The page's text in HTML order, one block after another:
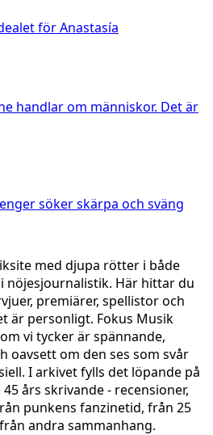
för Anastasía
handlar om människor. Det är
söker skärpa och sväng
med djupa rötter i både
nöjesjournalistik. Här hittar du
premiärer, spellistor och
är personligt. Fokus Musik
vi tycker är spännande,
oavsett om den ses som svår
I arkivet fylls det löpande på
års skrivande - recensioner,
punkens fanzinetid, från 25
andra sammanhang.